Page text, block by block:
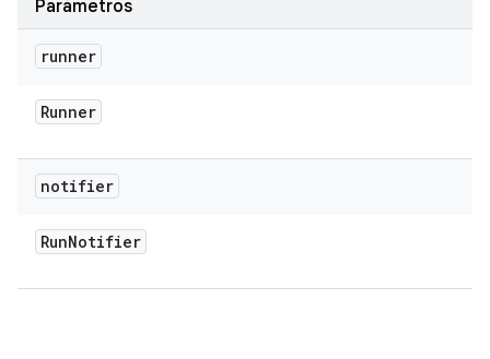
Parámetros
runner
Runner
notifier
RunNotifier